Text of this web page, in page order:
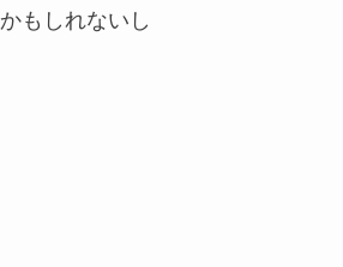
もしれないし